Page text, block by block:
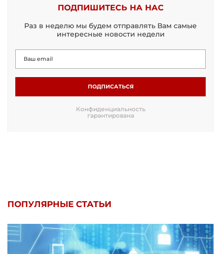
ПОДПИШИТЕСЬ НА НАС
Раз в неделю мы будем отправлять Вам самые
интересные новости недели
ПОДПИСАТЬСЯ
Конфиденциальность
гарантирована
ПОПУЛЯРНЫЕ СТАТЬИ